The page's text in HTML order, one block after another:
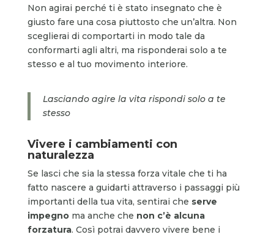
Non agirai perché ti è stato insegnato che è
giusto fare una cosa piuttosto che un’altra. Non
sceglierai di comportarti in modo tale da
conformarti agli altri, ma risponderai solo a te
stesso e al tuo movimento interiore.
Lasciando agire la vita rispondi solo a te
stesso
Vivere i cambiamenti con
naturalezza
Se lasci che sia la stessa forza vitale che ti ha
fatto nascere a guidarti attraverso i passaggi più
importanti della tua vita, sentirai che serve
impegnoma anche che non c’è alcuna
forzatura. Così potrai davvero vivere bene i